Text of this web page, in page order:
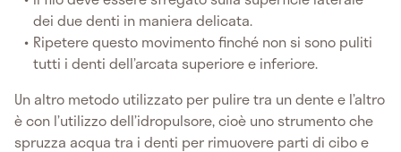
dei due denti in maniera delicata.
Ripetere questo movimento finché non si sono puliti
tutti i denti dell’arcata superiore e inferiore.
Un altro metodo utilizzato per pulire tra un dente e l’altro
è con l’utilizzo dell’idropulsore, cioè uno strumento che
spruzza acqua tra i denti per rimuovere parti di cibo e